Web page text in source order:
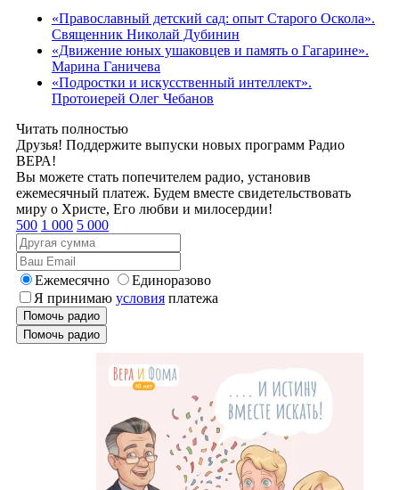
«Православный детский сад: опыт Старого Оскола».
Священник Николай Дубинин
«Движение юных ушаковцев и память о Гагарине».
Марина Ганичева
«Подростки и искусственный интеллект».
Протоиерей Олег Чебанов
Читать полностью
Друзья! Поддержите выпуски новых программ Радио
ВЕРА!
Вы можете стать попечителем радио, установив
ежемесячный платеж. Будем вместе свидетельствовать
миру о Христе, Его любви и милосердии!
500 1 000 5 000
Ежемесячно
Единоразово
Я принимаю условия платежа
Помочь радио
Помочь радио